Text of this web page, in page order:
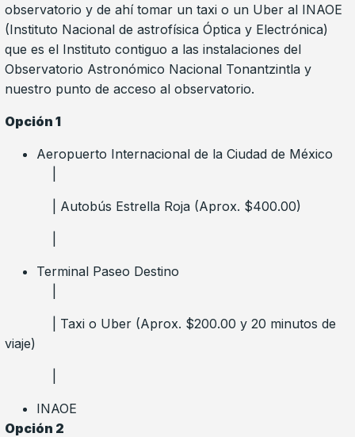
observatorio y de ahí tomar un taxi o un Uber al INAOE
(Instituto Nacional de astrofísica Óptica y Electrónica)
que es el Instituto contiguo a las instalaciones del
Observatorio Astronómico Nacional Tonantzintla y
nuestro punto de acceso al observatorio.
Opción 1
Aeropuerto Internacional de la Ciudad de México
| Autobús Estrella Roja (Aprox. $400.00)
Terminal Paseo Destino
| Taxi o Uber (Aprox. $200.00 y 20 minutos de
viaje)
INAOE
Opción 2